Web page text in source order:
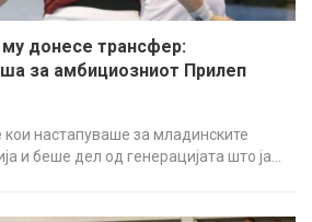
донесе трансфер:
за амбициозниот Прилеп
настапуваше за младинските
и беше дел од генерацијата што ја…